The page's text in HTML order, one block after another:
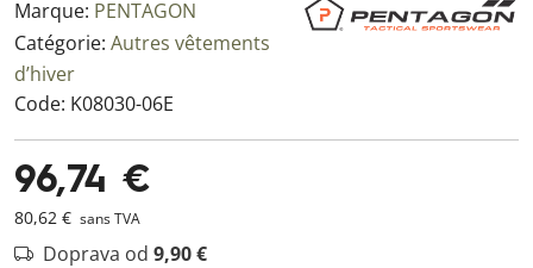
Marque: PENTAGON
Catégorie: Autres vêtements
d’hiver
Code: K08030-06E
96,74 €
80,62 € sans TVA
Doprava od 9,90 €